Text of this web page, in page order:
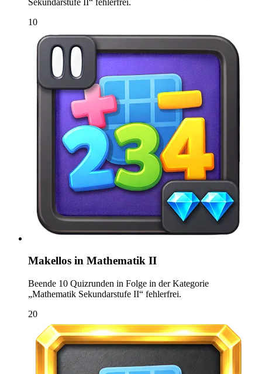
10
Makellos in Mathematik II
Beende 10 Quizrunden in Folge in der Kategorie
„Mathematik Sekundarstufe II“ fehlerfrei.
20